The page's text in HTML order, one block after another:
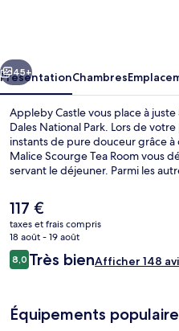
Suivant
45+
PrésentationChambres
Appleby Castle vous place à
Dales National Park. Lors de
instants de pure douceur grâce à
Malice Scourge Tea Room vous
servant le déjeuner. Parmi les
l'idéal pour des vacances sans
Le
prix
actuel
est
de
117 €
taxes et frais compris
18 août - 19 août
Avis
voyageurs
8,08,0 sur 10
Très bienAfficher 148
Équipements